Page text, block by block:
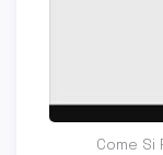
Come Si